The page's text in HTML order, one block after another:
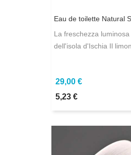
Eau de toilette Natural
La freschezza
dell'isola d'Ischia Il
29,00 €
5,23 €